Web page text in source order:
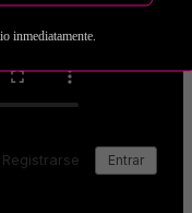
inmediatamente.